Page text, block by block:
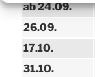
ab 24.09.
26.09.
17.10.
31.10.